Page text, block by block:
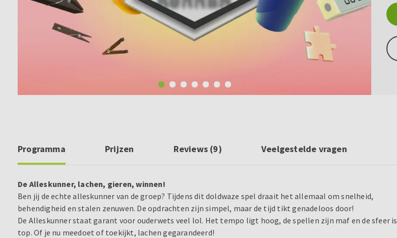
Programma Prijzen Reviews (9) Veelgestelde vragen
De Alleskunner, lachen, gieren, winnen!
Ben jij de echte alleskunner van de groep? Tijdens dit doldwaze spel draait het allemaal om snelheid,
behendigheid en stalen zenuwen. De opdrachten zijn simpel, maar de tijd tikt genadeloos door!
De Alleskunner staat garant voor ouderwets veel lol. Het tempo ligt hoog, de spellen zijn maf en de sfeer is
top. Of je nu meedoet of toekijkt, lachen gegarandeerd!